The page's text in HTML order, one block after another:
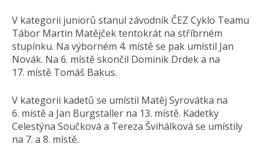
V kategorii juniorů stanul závodník ČEZ Cyklo Teamu
Tábor Martin Matějček tentokrát na stříbrném
stupínku. Na výborném 4. místě se pak umístil Jan
Novák. Na 6. místě skončil Dominik Drdek a na
17. místě Tomáš Bakus.
V kategorii kadetů se umístil Matěj Syrovátka na
6. místě a Jan Burgstaller na 13. místě. Kadetky
Celestýna Součková a Tereza Švihálková se umístily
na 7. a 8. místě.